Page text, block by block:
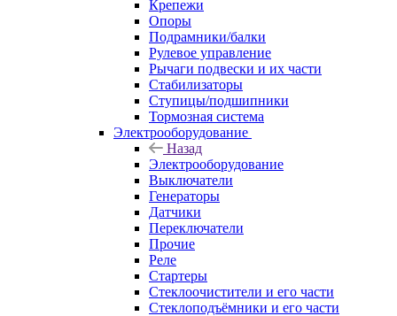
Крепежи
Опоры
Подрамники/балки
Рулевое управление
Рычаги подвески и их части
Стабилизаторы
Ступицы/подшипники
Тормозная система
Электрооборудование
Назад
Электрооборудование
Выключатели
Генераторы
Датчики
Переключатели
Прочие
Реле
Стартеры
Стеклоочистители и его части
Стеклоподъёмники и его части